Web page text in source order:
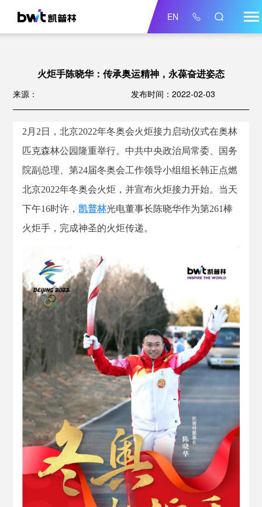
EN
火炬手陈晓华：传承奥运精神，永葆奋进姿态
来源： 发布时间：2022-02-03
2月2日，北京2022年冬奥会火炬接力启动仪式在奥林
匹克森林公园隆重举行。中共中央政治局常委、国务
院副总理、第24届冬奥会工作领导小组组长韩正点燃
北京2022年冬奥会火炬，并宣布火炬接力开始。当天
下午16时许， 凯普林光电董事长陈晓华作为第261棒
火炬手，完成神圣的火炬传递。